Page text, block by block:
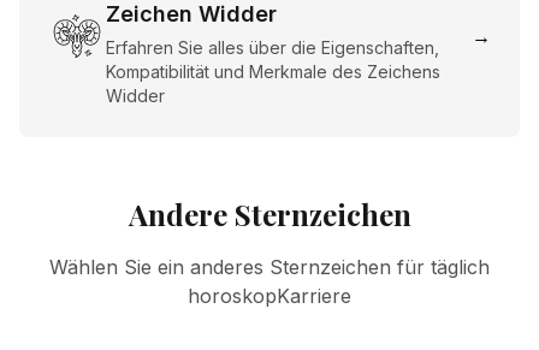
Zeichen Widder
Erfahren Sie alles über die Eigenschaften,
Kompatibilität und Merkmale des Zeichens
Widder
→
Andere Sternzeichen
Wählen Sie ein anderes Sternzeichen für täglich
horoskopKarriere